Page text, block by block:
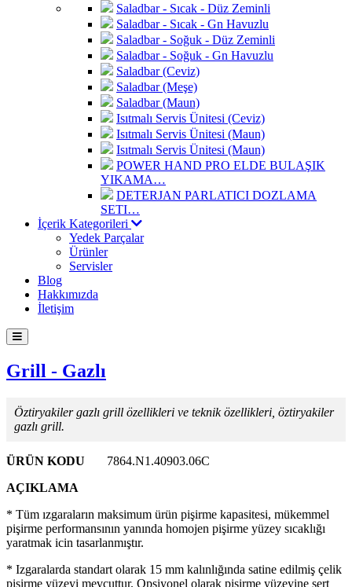
Saladbar - Sıcak - Düz Zeminli
Saladbar - Sıcak - Gn Havuzlu
Saladbar - Soğuk - Düz Zeminli
Saladbar - Soğuk - Gn Havuzlu
Saladbar (Ceviz)
Saladbar (Meşe)
Saladbar (Maun)
Isıtmalı Servis Ünitesi (Ceviz)
Isıtmalı Servis Ünitesi (Maun)
Isıtmalı Servis Ünitesi (Maun)
POWER HAND PRO ELDE BULAŞIK
YIKAMA…
DETERJAN PARLATICI DOZLAMA
SETI…
İçerik Kategorileri
Yedek Parçalar
Ürünler
Servisler
Blog
Hakkımızda
İletişim
Grill - Gazlı
Öztiryakiler gazlı grill özellikleri ve teknik özellikleri, öztiryakiler
gazlı grill.
ÜRÜN KODU
7864.N1.40903.06C
AÇIKLAMA
* Tüm ızgaraların maksimum ürün pişirme kapasitesi, mükemmel
pişirme performansının yanında homojen pişirme yüzey sıcaklığı
yaratmak icin tasarlanmıştır.
* Izgaralarda standart olarak 15 mm kalınlığında satine edilmiş çelik
pişirme yüzeyi mevcuttur. Opsiyonel olarak pişirme yüzeyine sert